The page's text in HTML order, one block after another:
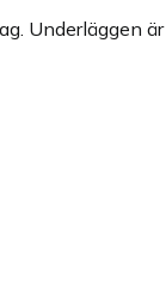
Underläggen